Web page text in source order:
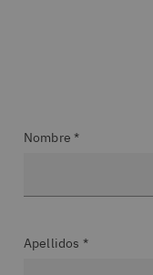
Nombre *
Apellidos *